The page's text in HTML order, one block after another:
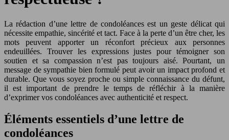
La rédaction d’une lettre de condoléances est un geste délicat qui
nécessite empathie, sincérité et tact. Face à la perte d’un être cher, les
mots peuvent apporter un réconfort précieux aux personnes
endeuillées. Trouver les expressions justes pour témoigner son
soutien et sa compassion n’est pas toujours aisé. Pourtant, un
message de sympathie bien formulé peut avoir un impact profond et
durable. Que vous soyez proche ou simple connaissance du défunt,
il est important de prendre le temps de réfléchir à la manière
d’exprimer vos condoléances avec authenticité et respect.
Éléments essentiels d’une lettre de
condoléances